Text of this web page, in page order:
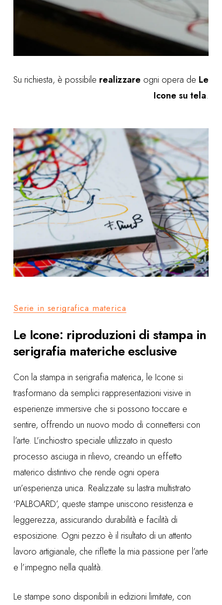
Su richiesta, è possibile realizzare ogni opera de Le
Icone su tela.
Serie in serigrafica materica
Le Icone: riproduzioni di stampa in
serigrafia materiche esclusive
Con la stampa in serigrafia materica, le Icone si
trasformano da semplici rappresentazioni visive in
esperienze immersive che si possono toccare e
sentire, offrendo un nuovo modo di connettersi con
l’arte. L’inchiostro speciale utilizzato in questo
processo asciuga in rilievo, creando un effetto
materico distintivo che rende ogni opera
un’esperienza unica. Realizzate su lastra multistrato
‘PALBOARD’, queste stampe uniscono resistenza e
leggerezza, assicurando durabilità e facilità di
esposizione. Ogni pezzo è il risultato di un attento
lavoro artigianale, che riflette la mia passione per l’arte
e l’impegno nella qualità.
Le stampe sono disponibili in edizioni limitate, con